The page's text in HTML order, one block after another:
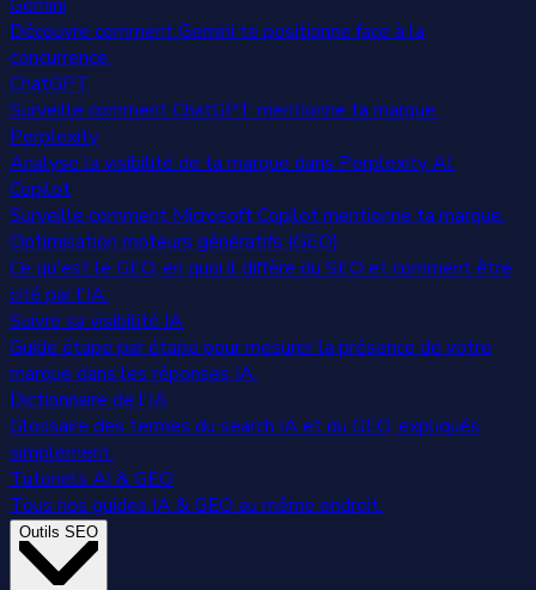
Découvre comment Gemini te positionne face à la
concurrence.
ChatGPT
Surveille comment ChatGPT mentionne ta marque.
Perplexity
Analyse la visibilité de ta marque dans Perplexity AI.
Copilot
Surveille comment Microsoft Copilot mentionne ta marque.
Optimisation moteurs génératifs (GEO)
Ce qu'est le GEO, en quoi il diffère du SEO et comment être
cité par l'IA.
Suivre sa visibilité IA
Guide étape par étape pour mesurer la présence de votre
marque dans les réponses IA.
Dictionnaire de l'IA
Glossaire des termes du search IA et du GEO, expliqués
simplement.
Tutoriels AI & GEO
Tous nos guides IA & GEO au même endroit.
Outils SEO